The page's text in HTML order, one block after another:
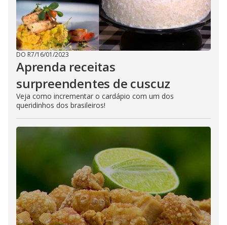
DO R7/16/01/2023
Aprenda receitas
surpreendentes de cuscuz
Veja como incrementar o cardápio com um dos
queridinhos dos brasileiros!